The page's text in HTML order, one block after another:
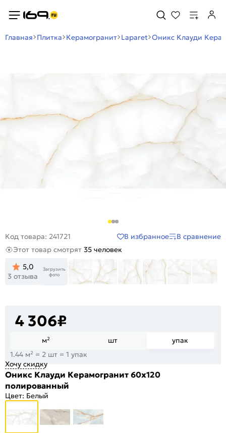
Главная Плитка Керамогранит Laparet Оникс Клауди
Код товара: 241721 В избранное
В сравнение
Этот товар смотрят 35 человек
5,0
3 отзыва
Загрузить
фото
+14
4 306₽
м² шт
упак
1.44 м² = 2 шт = 1 упак
Хочу скидку
Оникс Клауди Керамогранит 60х120
полированный
Цвет: Белый